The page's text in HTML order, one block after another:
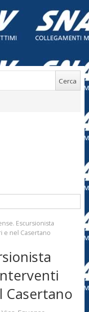
Escursionista
e nel Casertano
Casertano